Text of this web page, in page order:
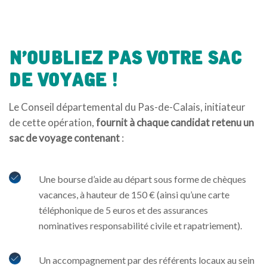
N’oubliez Pas Votre Sac
De Voyage !
Le Conseil départemental du Pas-de-Calais, initiateur
de cette opération,fournit à chaque candidat retenu un
sac de voyage contenant:
Une bourse d’aide au départ sous forme de chèques
vacances, à hauteur de 150 € (ainsi qu’une carte
téléphonique de 5 euros et des assurances
nominatives responsabilité civile et rapatriement).
Un accompagnement par des référents locaux au sein